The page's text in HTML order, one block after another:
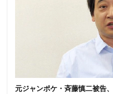
元ジャンポケ・斉藤慎二被告